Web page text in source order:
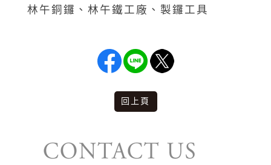
林午銅鑼、林午鐵工廠、製鑼工具
回上頁
版權說明